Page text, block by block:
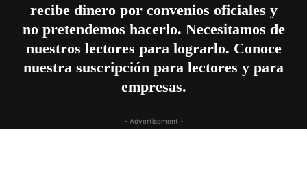
recibe dinero por convenios oficiales y
no pretendemos hacerlo. Necesitamos de
nuestros lectores para lograrlo. Conoce
nuestra suscripción para lectores y para
empresas.
- Advertisement -